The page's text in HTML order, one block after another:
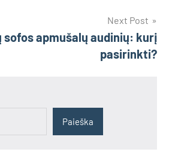
Next Post
sofos apmušalų audinių: kurį
pasirinkti?
Paieška